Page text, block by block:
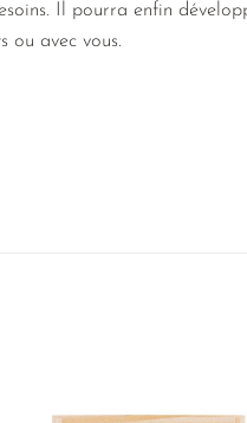
Il pourra enfin
ou avec vous.